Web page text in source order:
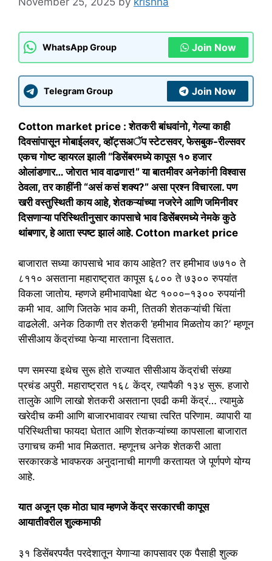
WhatsApp Group Join Now
Telegram Group Join Now
Cotton market price : शेतकरी बांधवांनो, गेल्या काही
दिवसांपासून मोबाईलवर, व्हॉट्सअॅप स्टेटसवर, फेसबुक-रील्सवर
एकच गोष्ट व्हायरल झाली “डिसेंबरमध्ये कापूस १० हजार
ओलांडणार… जोरात भाव वाढणार!” या बातमीवर अनेकांनी विश्वास
ठेवला, तर काहींनी “असं कसं शक्य?” असा प्रश्न विचारला. पण
खरी वस्तुस्थिती काय आहे, शेतकऱ्यांच्या नजरेने आणि जमिनीवर
दिसणाऱ्या परिस्थितीनुसार कापसाचे भाव डिसेंबरमध्ये नेमके कुठे
थांबणार, हे आता स्पष्ट झालं आहे. Cotton market price
बाजारात सध्या कापसाचे भाव काय आहेत? तर हमीभाव ७७१० ते
८११० असताना महाराष्ट्रात कापूस ६८०० ते ७३०० रुपयांत
विकला जातोय. म्हणजे हमीभावापेक्षा थेट १०००–१३०० रुपयांनी
कमी भाव. आणि जितके भाव कमी, तितकी शेतकऱ्यांची चिंता
वाढलेली. अनेक ठिकाणी तर शेतकरी ‘हमीभाव मिळतोय का?’ म्हणून
सीसीआय केंद्रांच्या फेऱ्या मारताना दिसतात.
पण समस्या इथेच सुरू होते राज्यात सीसीआय केंद्रांची संख्या
प्रचंड अपुरी. महाराष्ट्रात १६८ केंद्र, त्यापैकी १३४ सुरू. हजारो
तालुके आणि लाखो शेतकरी असताना एवढी कमी केंद्रं… त्यामुळे
खरेदीच कमी आणि बाजारभावावर त्याचा त्वरित परिणाम. व्यापारी या
परिस्थितीचा फायदा घेतात आणि शेतकऱ्यांच्या कापसाला बाजारात
उगाचच कमी भाव मिळतात. म्हणूनच अनेक शेतकरी आता
सरकारकडे भावफरक अनुदानाची मागणी करतायत जे पूर्णपणे योग्य
आहे.
यात अजून एक मोठा घाव म्हणजे केंद्र सरकारची कापूस
आयातीवरील शुल्कमाफी
३१ डिसेंबरपर्यंत परदेशातून येणाऱ्या कापसावर एक पैसाही शुल्क